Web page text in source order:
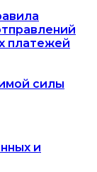
платежей
силы
и